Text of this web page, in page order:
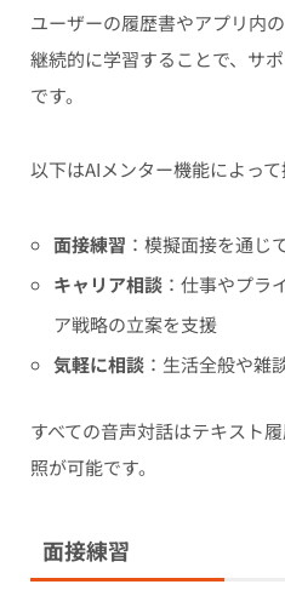
ユーザーの履歴書やアプリ内
継続的に学習することで、サ
です。
以下はAIメンター機能によっ
面接練習 ：模擬面接を通じ
キャリア相談 ：仕事やプラ
ア戦略の立案を支援
気軽に相談 ：生活全般や雑
すべての音声対話はテキスト
照が可能です。
面接練習